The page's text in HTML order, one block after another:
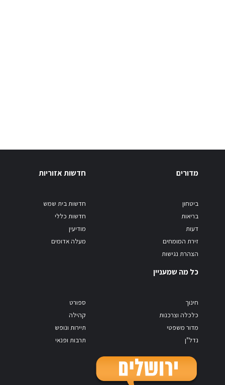
מדורים
ביטחון
בריאות
דעות
זירת המומחים
הצהרת נגישות
חדשות אזוריות
חדשות בית שמש
חדשות כללי
מודיעין
מעלה אדומים
כל מה שמעניין
חינוך
כלכלה וצרכנות
מדור משפטי
נדל"ן
ספורט
קהילה
תיירות ונופש
תרבות ופנאי